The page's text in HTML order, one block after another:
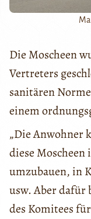
Die Moscheen
Vertreters
sanitären
einem
„Die Anwohner
diese
umzubauen, in
usw. Aber dafür
des Komitees